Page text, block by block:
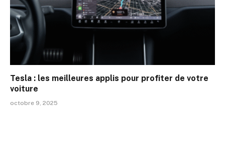
Tesla : les meilleures applis pour profiter de votre
voiture
octobre 9, 2025